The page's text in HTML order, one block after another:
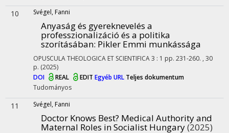
10 Svégel, Fanni
Anyaság és gyereknevelés a
professzionalizáció és a politika
szorításában: Pikler Emmi munkássága
OPUSCULA THEOLOGICA ET SCIENTIFICA3 : 1 pp. 231-260. , 30
p. (2025)
DOI
REAL EDIT Egyéb URL Teljes dokumentum
Tudományos
11 Svégel, Fanni
Doctor Knows Best? Medical Authority and
Maternal Roles in Socialist Hungary(2025)